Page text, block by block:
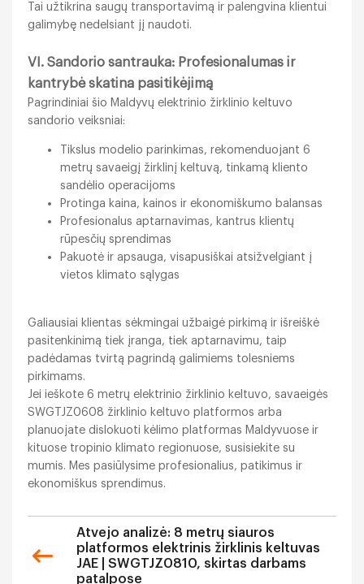
Tai užtikrina saugų transportavimą ir palengvina klientui
galimybę nedelsiant jį naudoti.
VI. Sandorio santrauka: Profesionalumas ir
kantrybė skatina pasitikėjimą
Pagrindiniai šio Maldyvų elektrinio žirklinio keltuvo
sandorio veiksniai:
Tikslus modelio parinkimas, rekomenduojant 6
metrų savaeigį žirklinį keltuvą, tinkamą kliento
sandėlio operacijoms
Protinga kaina, kainos ir ekonomiškumo balansas
Profesionalus aptarnavimas, kantrus klientų
rūpesčių sprendimas
Pakuotė ir apsauga, visapusiškai atsižvelgiant į
vietos klimato sąlygas
Galiausiai klientas sėkmingai užbaigė pirkimą ir išreiškė
pasitenkinimą tiek įranga, tiek aptarnavimu, taip
padėdamas tvirtą pagrindą galimiems tolesniems
pirkimams.
Jei ieškote 6 metrų elektrinio žirklinio keltuvo, savaeigės
SWGTJZ0608 žirklinio keltuvo platformos arba
planuojate dislokuoti kėlimo platformas Maldyvuose ir
kituose tropinio klimato regionuose, susisiekite su
mumis. Mes pasiūlysime profesionalius, patikimus ir
ekonomiškus sprendimus.
Atvejo analizė: 8 metrų siauros
platformos elektrinis žirklinis keltuvas
JAE | SWGTJZ0810, skirtas darbams
patalpose